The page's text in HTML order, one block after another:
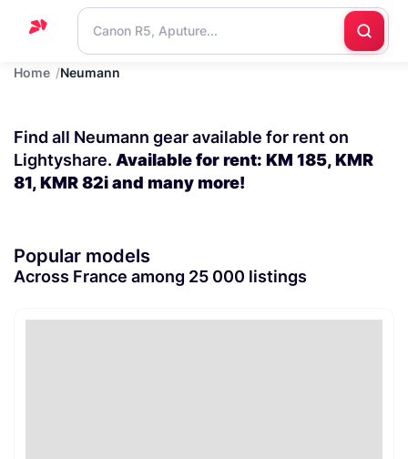
Home
Blog
Contact
Home Neumann
Find all Neumann gear available for rent on
Lightyshare. Available for rent: KM 185, KMR
81, KMR 82i and many more!
Popular models
Across France among 25 000 listings